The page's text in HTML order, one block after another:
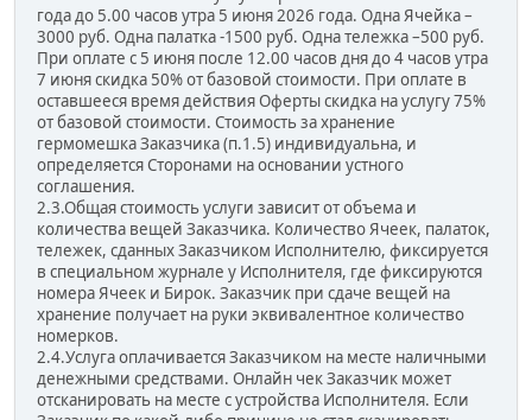
года до 5.00 часов утра 5 июня 2026 года. Одна Ячейка –
3000 руб. Одна палатка -1500 руб. Одна тележка –500 руб.
При оплате с 5 июня после 12.00 часов дня до 4 часов утра
7 июня скидка 50% от базовой стоимости. При оплате в
оставшееся время действия Оферты скидка на услугу 75%
от базовой стоимости. Стоимость за хранение
гермомешка Заказчика (п.1.5) индивидуальна, и
определяется Сторонами на основании устного
соглашения.
2.3.Общая стоимость услуги зависит от объема и
количества вещей Заказчика. Количество Ячеек, палаток,
тележек, сданных Заказчиком Исполнителю, фиксируется
в специальном журнале у Исполнителя, где фиксируются
номера Ячеек и Бирок. Заказчик при сдаче вещей на
хранение получает на руки эквивалентное количество
номерков.
2.4.Услуга оплачивается Заказчиком на месте наличными
денежными средствами. Онлайн чек Заказчик может
отсканировать на месте c устройства Исполнителя. Если